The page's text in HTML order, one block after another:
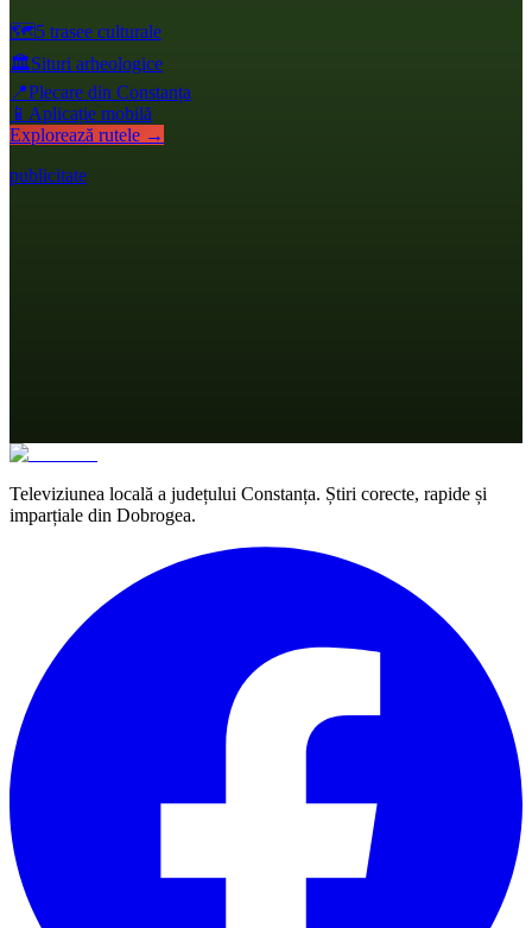
🗺️5 trasee culturale
🏛️Situri arheologice
📍Plecare din Constanța
📱 Aplicație mobilă
Explorează rutele →
publicitate
Televiziunea locală a județului Constanța. Știri corecte, rapide și
imparțiale din Dobrogea.